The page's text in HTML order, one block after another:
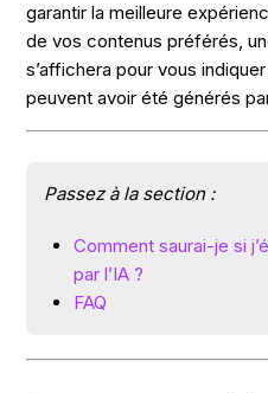
garantir la meilleure
de vos contenus préférés,
s’affichera pour vous
peuvent avoir été générés
Passez à la section :
Comment saurai-je si
par l’IA ?
FAQ